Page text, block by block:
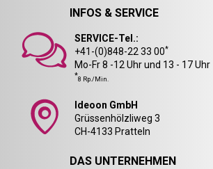
INFOS & SERVICE
SERVICE-Tel.:
+41-(0)848-22 33 00*
Mo-Fr 8 -12 Uhr und 13 - 17 Uhr
*8 Rp./Min.
Ideoon GmbH
Grüssenhölzliweg 3
CH-4133 Pratteln
DAS UNTERNEHMEN